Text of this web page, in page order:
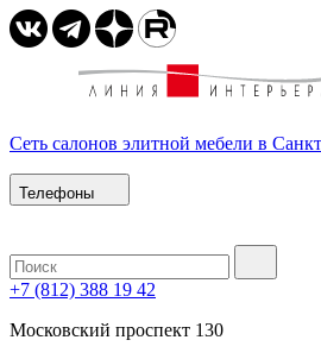
Сеть салонов элитной мебели в
Телефоны
+7 (812) 388 19 42
Московский проспект 130